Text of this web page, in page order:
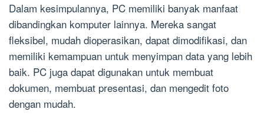
Dalam kesimpulannya, PC memiliki banyak manfaat
dibandingkan komputer lainnya. Mereka sangat
fleksibel, mudah dioperasikan, dapat dimodifikasi, dan
memiliki kemampuan untuk menyimpan data yang lebih
baik. PC juga dapat digunakan untuk membuat
dokumen, membuat presentasi, dan mengedit foto
dengan mudah.